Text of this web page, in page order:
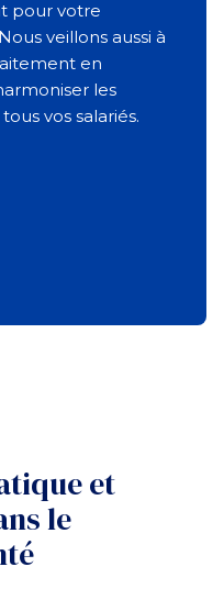
pour votre
veillons aussi à
en
les
vos salariés.
et
le